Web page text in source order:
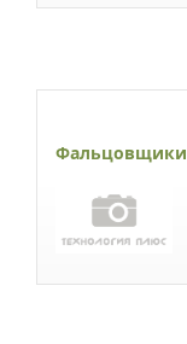
Фальцовщики